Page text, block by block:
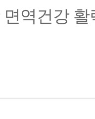
역건강 활